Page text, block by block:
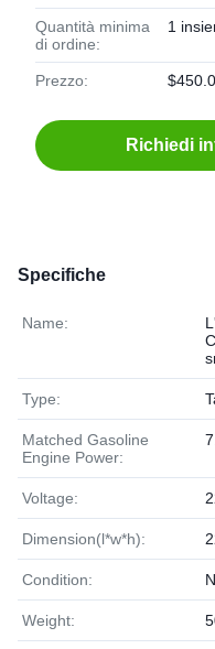
Quantità minima
di ordine:
1
Prezzo:
Richiedi
Specifiche
Name:
Type:
Matched Gasoline
Engine Power:
Voltage:
Dimension(l*w*h):
Condition:
Weight: